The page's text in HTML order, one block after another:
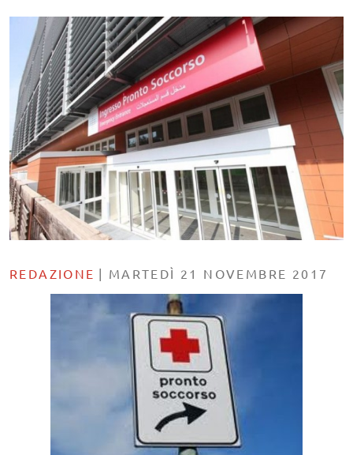
REDAZIONE | MARTEDÌ 21 NOVEMBRE 2017